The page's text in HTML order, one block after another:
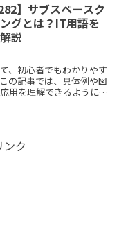
】サブスペースク
グとは？IT用語を
説
、初心者でもわかりやす
の記事では、具体例や図
用を理解できるように解
ンク